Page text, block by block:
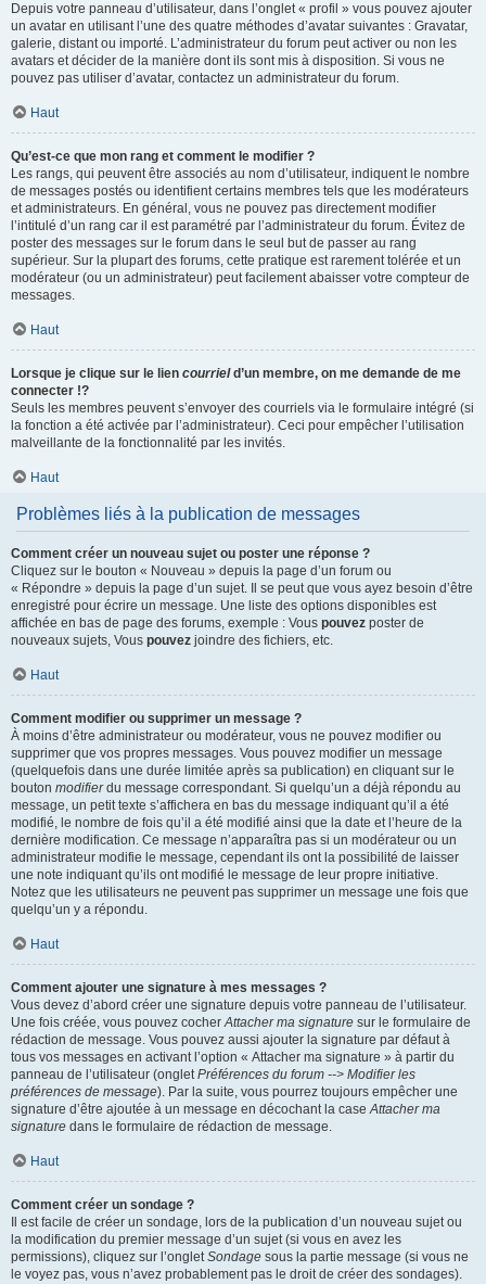
Depuis votre panneau d’utilisateur, dans l’onglet « profil » vous pouvez ajouter
un avatar en utilisant l’une des quatre méthodes d’avatar suivantes : Gravatar,
galerie, distant ou importé. L’administrateur du forum peut activer ou non les
avatars et décider de la manière dont ils sont mis à disposition. Si vous ne
pouvez pas utiliser d’avatar, contactez un administrateur du forum.
Haut
Qu’est-ce que mon rang et comment le modifier ?
Les rangs, qui peuvent être associés au nom d’utilisateur, indiquent le nombre
de messages postés ou identifient certains membres tels que les modérateurs
et administrateurs. En général, vous ne pouvez pas directement modifier
l’intitulé d’un rang car il est paramétré par l’administrateur du forum. Évitez de
poster des messages sur le forum dans le seul but de passer au rang
supérieur. Sur la plupart des forums, cette pratique est rarement tolérée et un
modérateur (ou un administrateur) peut facilement abaisser votre compteur de
messages.
Haut
Lorsque je clique sur le lien courrield’un membre, on me demande de me
connecter !?
Seuls les membres peuvent s’envoyer des courriels via le formulaire intégré (si
la fonction a été activée par l’administrateur). Ceci pour empêcher l’utilisation
malveillante de la fonctionnalité par les invités.
Haut
Problèmes liés à la publication de messages
Comment créer un nouveau sujet ou poster une réponse ?
Cliquez sur le bouton « Nouveau » depuis la page d’un forum ou
« Répondre » depuis la page d’un sujet. Il se peut que vous ayez besoin d’être
enregistré pour écrire un message. Une liste des options disponibles est
affichée en bas de page des forums, exemple : Vous pouvez poster de
nouveaux sujets, Vous pouvez joindre des fichiers, etc.
Haut
Comment modifier ou supprimer un message ?
À moins d’être administrateur ou modérateur, vous ne pouvez modifier ou
supprimer que vos propres messages. Vous pouvez modifier un message
(quelquefois dans une durée limitée après sa publication) en cliquant sur le
bouton modifierdu message correspondant. Si quelqu’un a déjà répondu au
message, un petit texte s’affichera en bas du message indiquant qu’il a été
modifié, le nombre de fois qu’il a été modifié ainsi que la date et l’heure de la
dernière modification. Ce message n’apparaîtra pas si un modérateur ou un
administrateur modifie le message, cependant ils ont la possibilité de laisser
une note indiquant qu’ils ont modifié le message de leur propre initiative.
Notez que les utilisateurs ne peuvent pas supprimer un message une fois que
quelqu’un y a répondu.
Haut
Comment ajouter une signature à mes messages ?
Vous devez d’abord créer une signature depuis votre panneau de l’utilisateur.
Une fois créée, vous pouvez cocherAttacher ma signature sur le formulaire de
rédaction de message. Vous pouvez aussi ajouter la signature par défaut à
tous vos messages en activant l’option « Attacher ma signature » à partir du
panneau de l’utilisateur (ongletPréférences du forum --> Modifier les
préférences de message). Par la suite, vous pourrez toujours empêcher une
signature d’être ajoutée à un message en décochant la caseAttacher ma
signature dans le formulaire de rédaction de message.
Haut
Comment créer un sondage ?
Il est facile de créer un sondage, lors de la publication d’un nouveau sujet ou
la modification du premier message d’un sujet (si vous en avez les
permissions), cliquez sur l’ongletSondage sous la partie message (si vous ne
le voyez pas, vous n’avez probablement pas le droit de créer des sondages).